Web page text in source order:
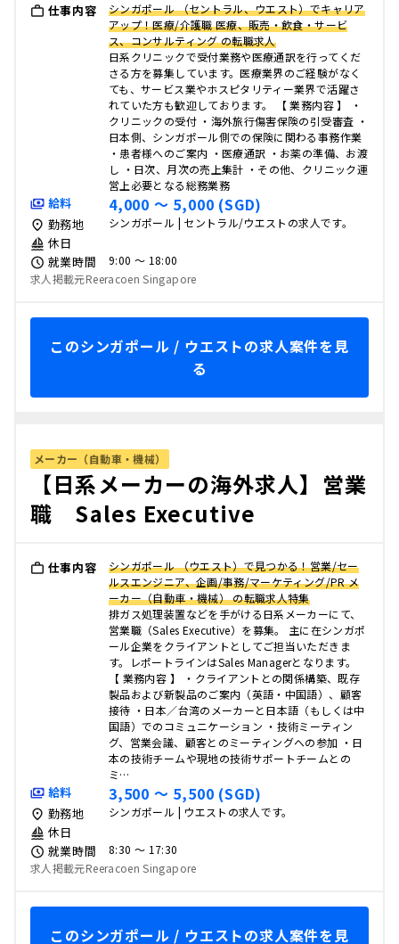
仕事内容
シンガポール （セントラル、ウエスト）でキャリア
アップ！医療/介護職 医療、販売・飲食・サービ
ス、コンサルティング の転職求人
日系クリニックで受付業務や医療通訳を行ってくだ
さる方を募集しています。医療業界のご経験がなく
ても、サービス業やホスピタリティー業界で活躍さ
れていた方も歓迎しております。 【 業務内容 】 ・
クリニックの受付 ・海外旅⾏傷害保険の引受審査 ・
⽇本側、シンガポール側での保険に関わる事務作業
・患者様へのご案内 ・医療通訳 ・お薬の準備、お渡
し ・⽇次、⽉次の売上集計 ・その他、クリニック運
営上必要となる総務業務
給料 4,000 〜 5,000 (SGD)
勤務地 シンガポール | セントラル/ウエストの求人です。
休日
就業時間
9:00 〜 18:00
求人掲載元Reeracoen Singapore
このシンガポール / ウエストの求人案件を見
る
メーカー（自動車・機械）
【日系メーカーの海外求人】営業
職 Sales Executive
仕事内容
シンガポール （ウエスト）で見つかる！営業/セー
ルスエンジニア、企画/事務/マーケティング/PR メ
ーカー（自動車・機械） の転職求人特集
排ガス処理装置などを手がける日系メーカーにて、
営業職（Sales Executive）を募集。 主に在シンガポ
ール企業をクライアントとしてご担当いただきま
す。レポートラインはSales Managerとなります。
【 業務内容 】 ・クライアントとの関係構築、既存
製品および新製品のご案内（英語・中国語）、顧客
接待 ・日本／台湾のメーカーと日本語（もしくは中
国語）でのコミュニケーション ・技術ミーティン
グ、営業会議、顧客とのミーティングへの参加 ・日
本の技術チームや現地の技術サポートチームとの
ミ…
給料 3,500 〜 5,500 (SGD)
勤務地 シンガポール | ウエストの求人です。
休日
就業時間
8:30 〜 17:30
求人掲載元Reeracoen Singapore
このシンガポール / ウエストの求人案件を見